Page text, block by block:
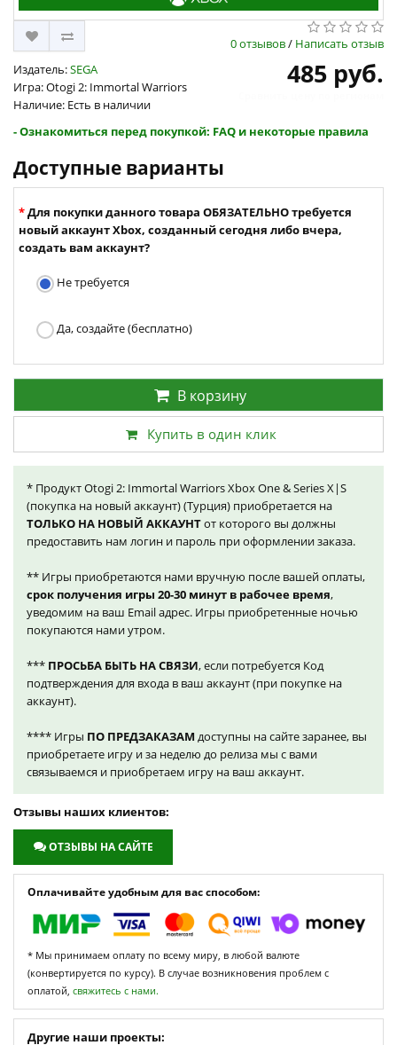
0 отзывов/ Написать отзыв
Издатель:SEGA
Игра: Otogi 2: Immortal Warriors
Наличие: Есть в наличии
485 руб.
- Ознакомиться перед покупкой: FAQ и некоторые правила
Доступные варианты
Для покупки данного товара ОБЯЗАТЕЛЬНО требуется
новый аккаунт Xbox, созданный сегодня либо вчера,
создать вам аккаунт?
Не требуется
Да, создайте (бесплатно)
В корзину
Купить в один клик
* Продукт Otogi 2: Immortal Warriors Xbox One & Series X|S
(покупка на новый аккаунт) (Турция) приобретается на
ТОЛЬКО НА НОВЫЙ АККАУНТот которого вы должны
предоставить нам логин и пароль при оформлении заказа.
** Игры приобретаются нами вручную после вашей оплаты,
срок получения игры 20-30 минут в рабочее время,
уведомим на ваш Email адрес. Игры приобретенные ночью
покупаются нами утром.
*** ПРОСЬБА БЫТЬ НА СВЯЗИ, если потребуется Код
подтверждения для входа в ваш аккаунт (при покупке на
аккаунт).
**** Игры ПО ПРЕДЗАКАЗАМ доступны на сайте заранее, вы
приобретаете игру и за неделю до релиза мы с вами
связываемся и приобретаем игру на ваш аккаунт.
Отзывы наших клиентов:
ОТЗЫВЫ НА САЙТЕ
Оплачивайте удобным для вас способом:
* Мы принимаем оплату по всему миру, в любой валюте
(конвертируется по курсу). В случае возникновения проблем с
оплатой, свяжитесь с нами.
Другие наши проекты: